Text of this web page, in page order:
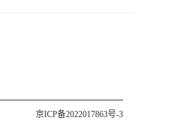
京ICP备2022017863号-3